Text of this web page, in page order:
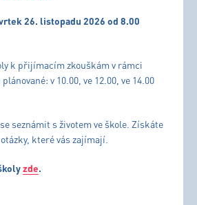
26. listopadu 2026 od 8.00
k přijímacím zkouškám v rámci
v 10.00, ve 12.00, ve 14.00
seznámit s životem ve škole. Získáte
které vás zajímají.
zde.